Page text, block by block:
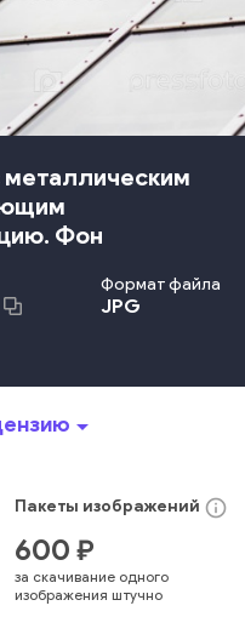
металлическим
Фон
Формат файла
JPG
Электричество
внешний вид
чистый
возобновляемый
arrow_drop_down
Пакеты изображений info_outline
600 ₽
за скачивание одного
изображения штучно